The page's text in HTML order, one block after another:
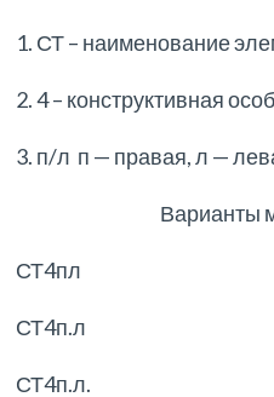
1. СТ – наименование
2. 4 – конструктивная
3. п/л п — правая, л —
Варианты
СТ4пл
СТ4п.л
СТ4п.л.